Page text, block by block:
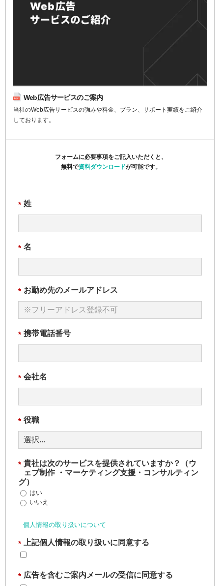
Web広告サービスのご案内
当社のWeb広告サービスの強みや料金、プラン、サポート実績をご紹介
しております。
フォームに必要事項をご記入いただくと、
無料で資料ダウンロードが可能です。
* 姓
* 名
* お勤め先のメールアドレス
* 携帯電話番号
* 会社名
* 役職
* 貴社は次のサービスを提供されていますか？（ウ
ェブ制作 ・マーケティング支援・コンサルティン
グ）
はい
いいえ
個人情報の取り扱いについて
* 上記個人情報の取り扱いに同意する
* 広告を含むご案内メールの受信に同意する